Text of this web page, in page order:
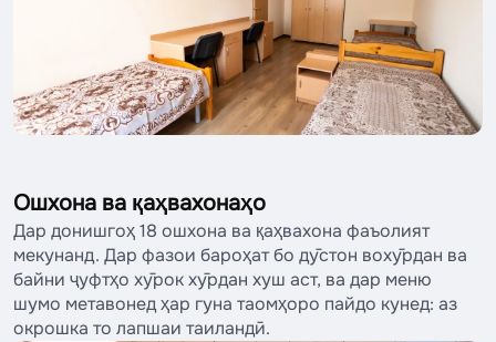
Ошхона ва қаҳвахонаҳо
Дар донишгоҳ 18 ошхона ва қаҳвахона фаъолият
мекунанд. Дар фазои бароҳат бо дӯстон вохӯрдан ва
байни ҷуфтҳо хӯрок хӯрдан хуш аст, ва дар меню
шумо метавонед ҳар гуна таомҳоро пайдо кунед: аз
окрошка то лапшаи таиландӣ.